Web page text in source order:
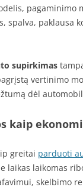
pagaminimo
spalva, paklausa
supirkimas
vertinimo
dėl
kaip
greitai parduoti
laikas laikomas
skelbimo